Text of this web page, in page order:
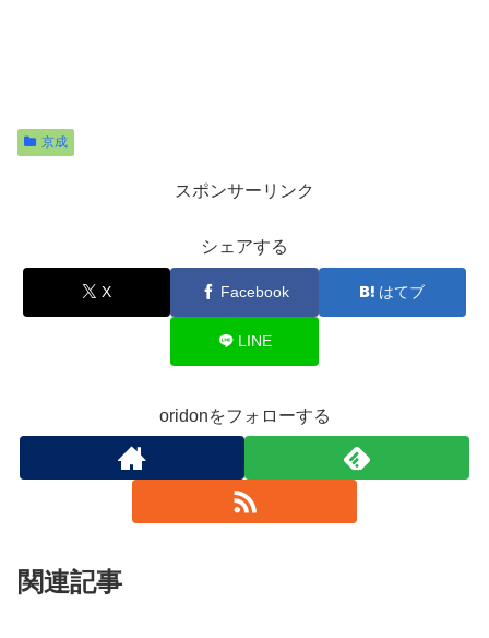
京成
スポンサーリンク
シェアする
X Facebook はてブ
LINE
oridonをフォローする
関連記事